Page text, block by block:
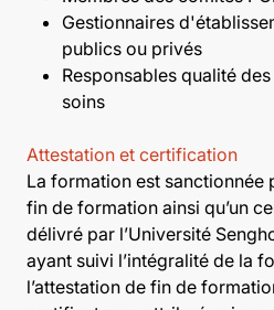
Gestionnaires
publics ou privés
Responsables qualité
soins
Attestation et certification
La formation est sanctionnée
fin de formation ainsi qu’un
délivré par l’Université
ayant suivi l’intégralité de la
l’attestation de fin de